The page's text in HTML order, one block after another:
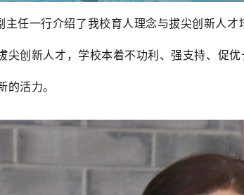
任一行介绍了我校育人理念与拔尖创新人
尖创新人才，学校本着不功利、强支持、促
的活力。